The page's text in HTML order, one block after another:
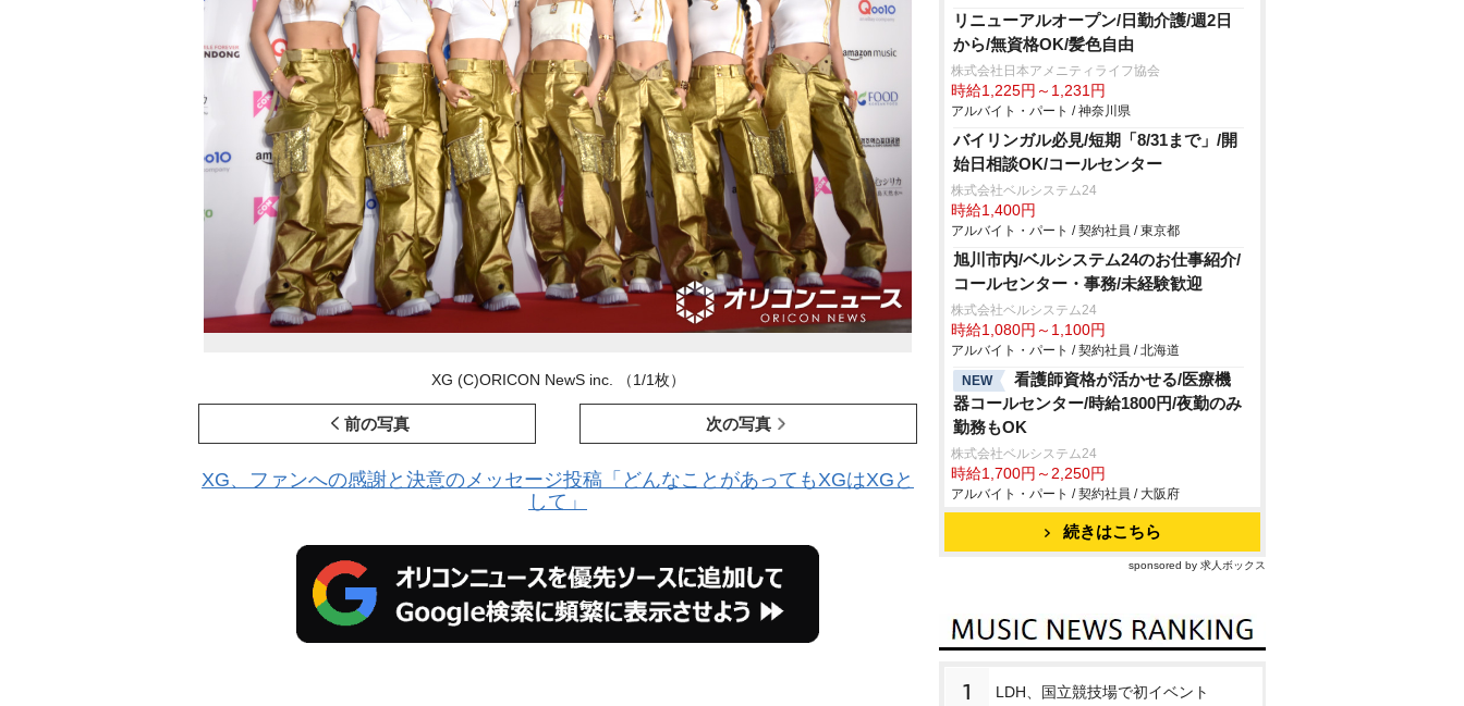
XG (C)ORICON NewS inc. （1/1枚）
前の写真 次の写真
XG、ファンへの感謝と決意のメッセージ投稿「どんなことがあってもXGはXGと
して」
リニューアルオープン/日勤介護/週2日
から/無資格OK/髪色自由
株式会社日本アメニティライフ協会
時給1,225円～1,231円
アルバイト・パート / 神奈川県
バイリンガル必見/短期「8/31まで」/開
始日相談OK/コールセンター
株式会社ベルシステム24
時給1,400円
アルバイト・パート / 契約社員 / 東京都
旭川市内/ベルシステム24のお仕事紹介/
コールセンター・事務/未経験歓迎
株式会社ベルシステム24
時給1,080円～1,100円
アルバイト・パート / 契約社員 / 北海道
NEW
看護師資格が活かせる/医療機
器コールセンター/時給1800円/夜勤のみ
勤務もOK
株式会社ベルシステム24
時給1,700円～2,250円
アルバイト・パート / 契約社員 / 大阪府
続きはこちら
sponsored by 求人ボックス
1 LDH、国立競技場で初イベント